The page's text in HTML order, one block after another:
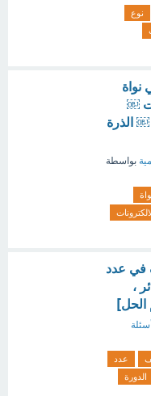
نوع
￼
￼ الذرة
بواسطة
في عدد
،
الحل]
أسئلة
عدد
الدورة